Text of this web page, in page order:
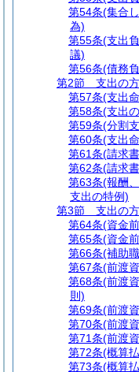
第54条(集合
為)
第55条(支出
議)
第56条(債務
第2節
支出の
第57条(支出
第58条(支出
第59条(分割
第60条(支出
第61条(請求
第62条(請求
第63条(報酬
支出の特例)
第3節
支出の
第64条(資金
第65条(資金
第66条(補助
第67条(前渡
第68条(前渡
則)
第69条(前渡
第70条(前渡
第71条(前渡
第72条(概算
第73条(概算